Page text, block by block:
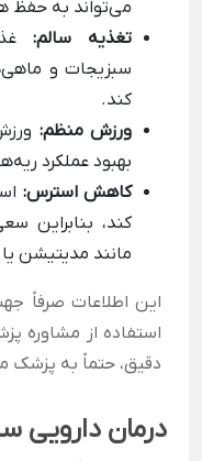
می‌تواند به حفظ
تغذیه سالم:
سبزیجات و
کند.
ورزش منظم:
بهبود عملکرد
کاهش استرس:
کند، بنابراین
مانند مدیتیشن یا
این اطلاعات صرفاً
استفاده از مشاوره
دقیق، حتماً به پزشک
درمان دارویی